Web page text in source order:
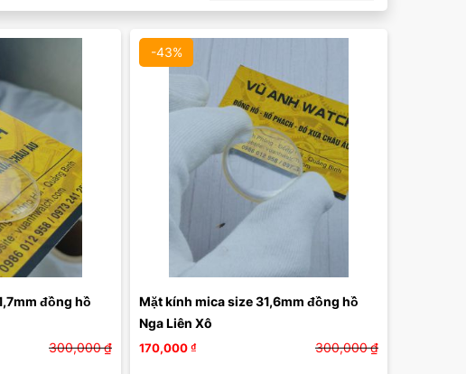
đồng hồ
300,000₫
-43%
Mặt kính mica size 31,6mm đồng hồ
Nga Liên Xô
170,000₫ 300,000₫